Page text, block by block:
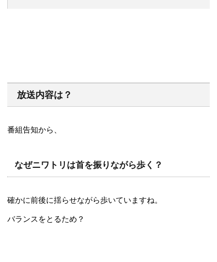
放送内容は？
番組告知から、
なぜニワトリは首を振りながら歩く？
確かに前後に揺らせながら歩いていますね。
バランスをとるため？